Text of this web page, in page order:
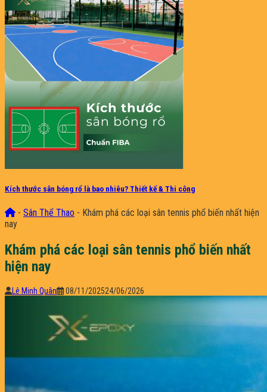
Kích thước sân bóng rổ là bao nhiêu? Thiết kế & Thi công
- Sân Thể Thao - Khám phá các loại sân tennis phổ biến nhất hiện
nay
Khám phá các loại sân tennis phổ biến nhất
hiện nay
Lê Minh Quân 08/11/202524/06/2026